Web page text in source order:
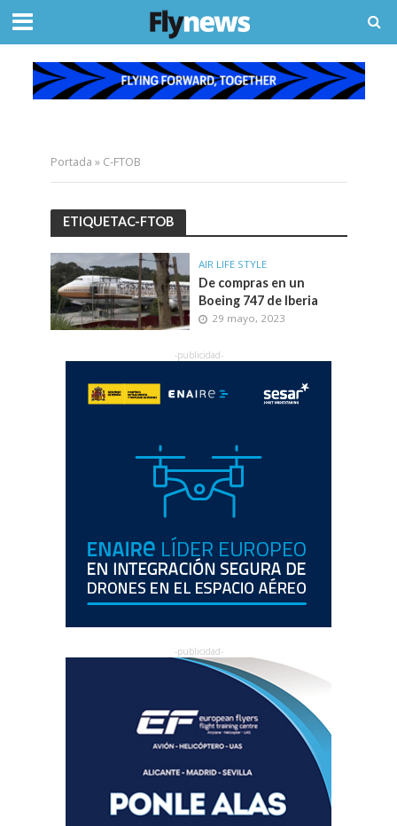
Portada » C-FTOB
ETIQUETAC-FTOB
AIR LIFE STYLE
De compras en un
Boeing 747 de Iberia
29 mayo, 2023